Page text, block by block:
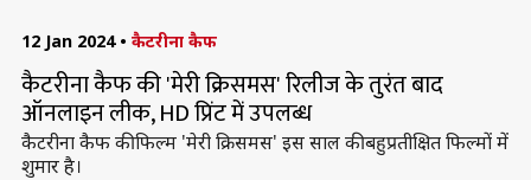
12 Jan 2024 • कैटरीना कैफ
कैटरीना कैफ की 'मेरी क्रिसमस' रिलीज के तुरंत बाद
ऑनलाइन लीक, HD प्रिंट में उपलब्ध
कैटरीना कैफ की फिल्म 'मेरी क्रिसमस' इस साल की बहुप्रतीक्षित फिल्मों में
शुमार है।